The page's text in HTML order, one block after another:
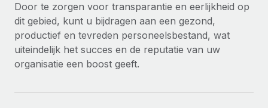
Door te zorgen voor transparantie en eerlijkheid op
dit gebied, kunt u bijdragen aan een gezond,
productief en tevreden personeelsbestand, wat
uiteindelijk het succes en de reputatie van uw
organisatie een boost geeft.